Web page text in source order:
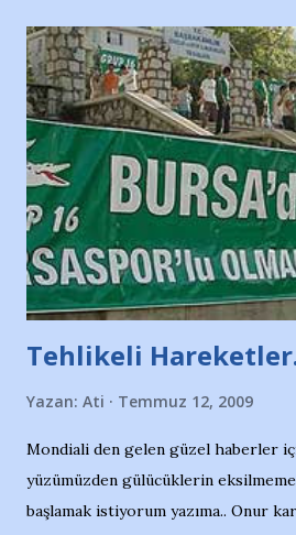
Tehlikeli
Yazan: Ati Temmuz 12, 2009
Mondiali den gelen güzel haberler
yüzümüzden gülücüklerin
başlamak istiyorum yazıma.. Onur